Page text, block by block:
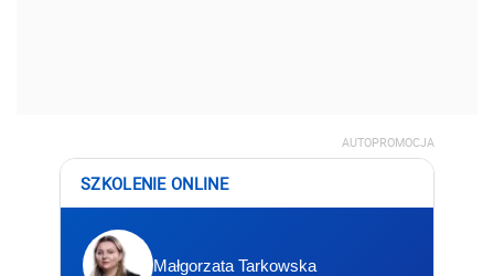
AUTOPROMOCJA
SZKOLENIE ONLINE
Małgorzata Tarkowska